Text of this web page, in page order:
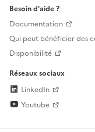
Besoin d'aide ?
Documentation
Qui peut bénéficier des
Disponibilité
Réseaux sociaux
LinkedIn
Youtube